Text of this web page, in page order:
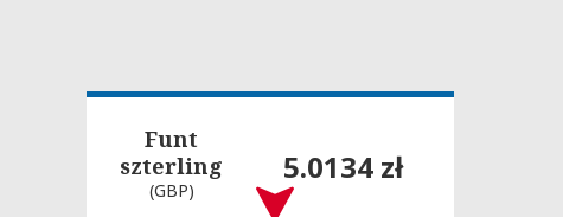
Funt
szterling
(GBP)
5.0134 zł